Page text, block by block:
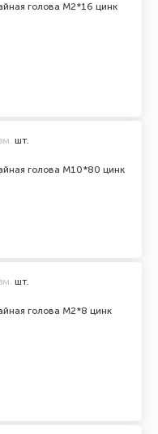
голова М2*16 цинк
голова М10*80 цинк
шт.
голова М2*8 цинк
шт.